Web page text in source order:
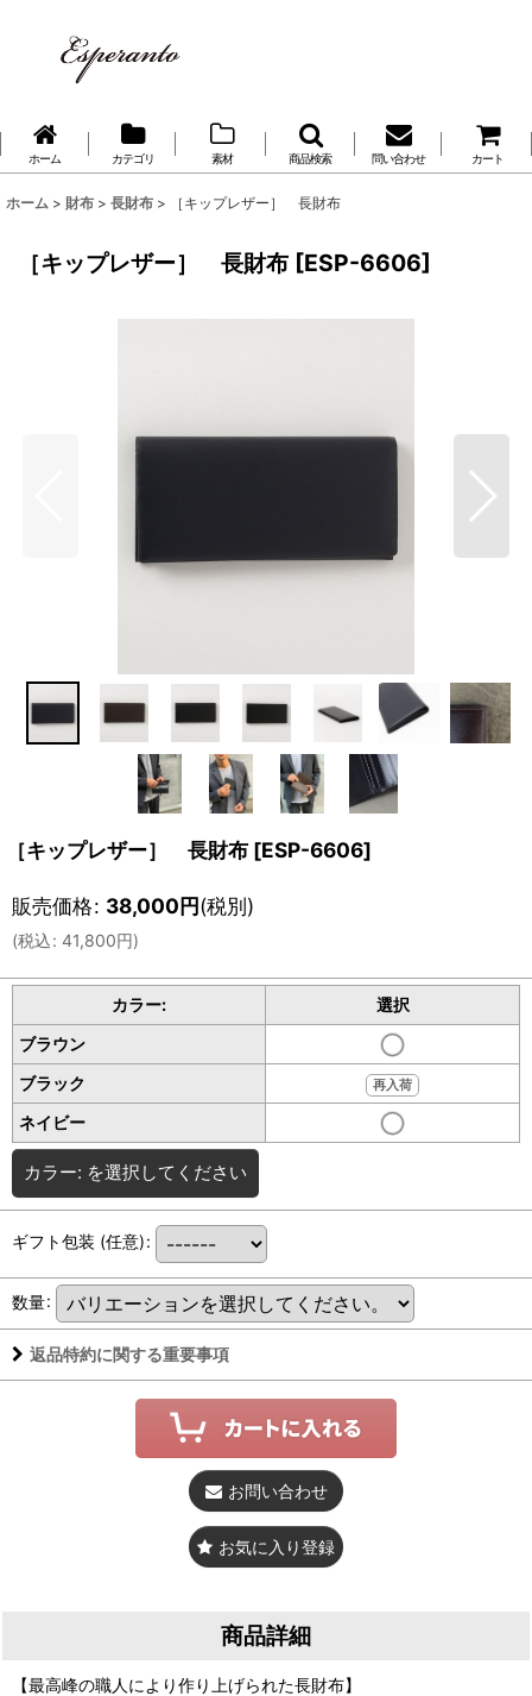
ホーム カテゴリ 素材 商品検索 問い合わせ カート
ホーム > 財布 > 長財布 > ［キップレザー］ 長財布
［キップレザー］ 長財布 [ESP-6606]
［キップレザー］ 長財布 [ESP-6606]
販売価格: 38,000円(税別)
(税込: 41,800円)
カラー:
選択
ブラウン
ブラック
再入荷
ネイビー
カラー: を選択してください
ギフト包装 (任意):
数量:
返品特約に関する重要事項
お問い合わせ
お気に入り登録
商品詳細
【最高峰の職人により作り上げられた長財布】